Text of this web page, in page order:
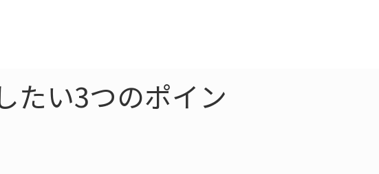
たい3つのポイン